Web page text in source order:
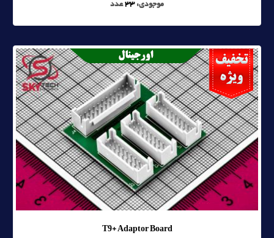
موجودی:33عدد
T9+ Adaptor Board